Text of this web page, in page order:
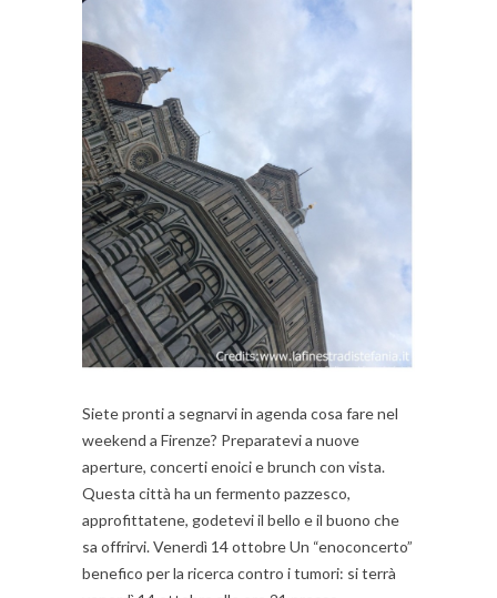
Siete pronti a segnarvi in agenda cosa fare nel
weekend a Firenze? Preparatevi a nuove
aperture, concerti enoici e brunch con vista.
Questa città ha un fermento pazzesco,
approfittatene, godetevi il bello e il buono che
sa offrirvi. Venerdì 14 ottobre Un “enoconcerto”
benefico per la ricerca contro i tumori: si terrà